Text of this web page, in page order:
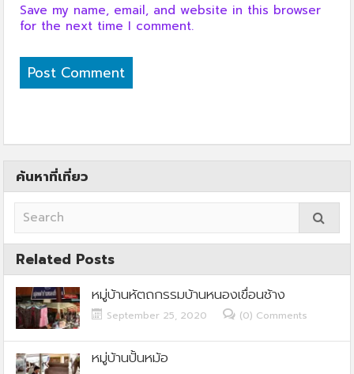
Save my name, email, and website in this browser
for the next time I comment.
ค้นหาที่เที่ยว
Related Posts
หมู่บ้านหัตถกรรมบ้านหนองเขื่อนช้าง
September 25, 2020 (0) Comments
หมู่บ้านปั้นหม้อ